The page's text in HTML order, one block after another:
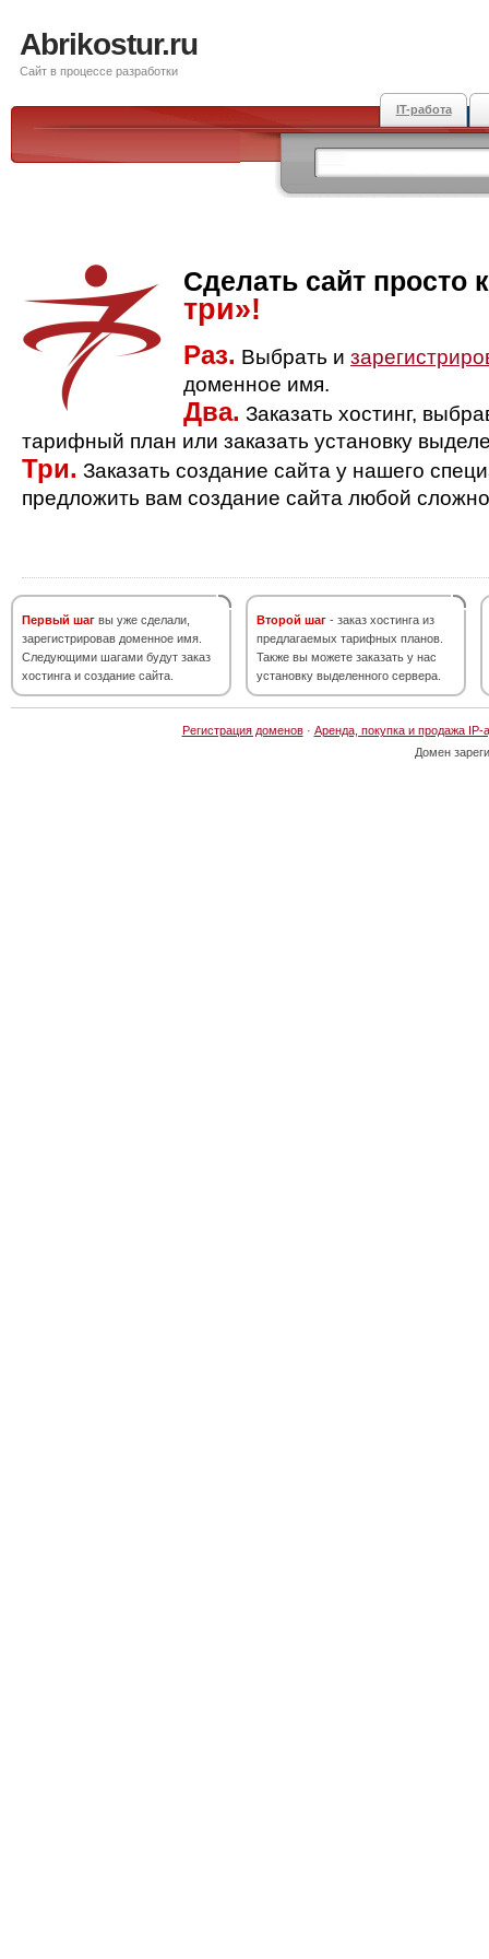
Abrikostur.ru
Сайт в процессе разработки
IT-работа
Сделать сайт просто
три»!
Раз. Выбрать и
доменное имя.
Два. Заказать хостинг,
тарифный план или заказать установку
Три. Заказать создание сайта у нашего
предложить вам создание сайта любой
Первый шаг вы уже сделали,
зарегистрировав доменное имя.
Следующими шагами будут заказ
хостинга и создание сайта.
Второй шаг - заказ хостинга из
предлагаемых тарифных планов.
Также вы можете заказать у нас
установку выделенного сервера.
Регистрация доменов· Аренда, покупка и продажа IP-
Домен